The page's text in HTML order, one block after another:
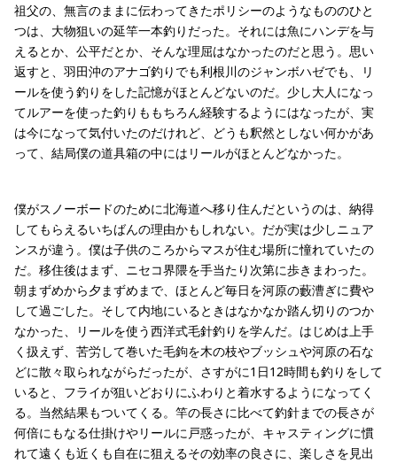
祖父の、無言のままに伝わってきたポリシーのようなもののひと
つは、大物狙いの延竿一本釣りだった。それには魚にハンデを与
えるとか、公平だとか、そんな理屈はなかったのだと思う。思い
返すと、羽田沖のアナゴ釣りでも利根川のジャンボハゼでも、リ
ールを使う釣りをした記憶がほとんどないのだ。少し大人になっ
てルアーを使った釣りももちろん経験するようにはなったが、実
は今になって気付いたのだけれど、どうも釈然としない何かがあ
って、結局僕の道具箱の中にはリールがほとんどなかった。
僕がスノーボードのために北海道へ移り住んだというのは、納得
してもらえるいちばんの理由かもしれない。だが実は少しニュア
ンスが違う。僕は子供のころからマスが住む場所に憧れていたの
だ。移住後はまず、ニセコ界隈を手当たり次第に歩きまわった。
朝まずめから夕まずめまで、ほとんど毎日を河原の藪漕ぎに費や
して過ごした。そして内地にいるときはなかなか踏ん切りのつか
なかった、リールを使う西洋式毛針釣りを学んだ。はじめは上手
く扱えず、苦労して巻いた毛鉤を木の枝やブッシュや河原の石な
どに散々取られながらだったが、さすがに1日12時間も釣りをして
いると、フライが狙いどおりにふわりと着水するようになってく
る。当然結果もついてくる。竿の長さに比べて釣針までの長さが
何倍にもなる仕掛けやリールに戸惑ったが、キャスティングに慣
れて遠くも近くも自在に狙えるその効率の良さに、楽しさを見出